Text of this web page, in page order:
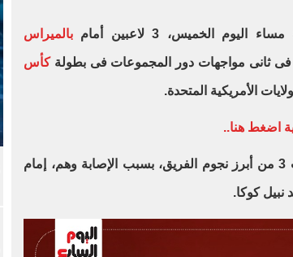
اليوم الخميس، 3 لاعبين أمام بالميراس
ثانى مواجهات دور المجموعات فى بطولةكأس
الأمريكية المتحدة.
اضغط هنا..
شهدت قائمة النادي الأهلي غياب 3 من أبرز نجوم الفريق، بسبب الإصابة وهم، إمام
كوكا.